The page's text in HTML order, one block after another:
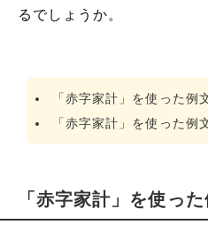
るでしょうか。
「赤字家計」を使った例
「赤字家計」を使った例
「赤字家計」を使っ